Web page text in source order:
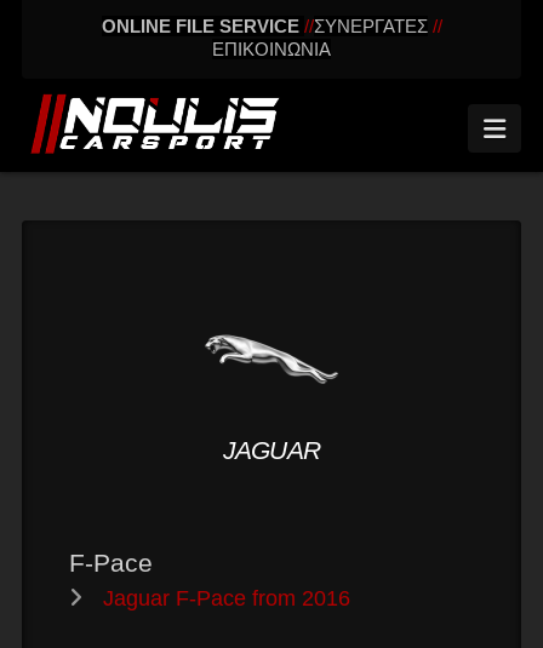
ONLINE FILE SERVICE //ΣΥΝΕΡΓΑΤΕΣ //
ΕΠΙΚΟΙΝΩΝΙΑ
JAGUAR
F-Pace
Jaguar F-Pace from 2016